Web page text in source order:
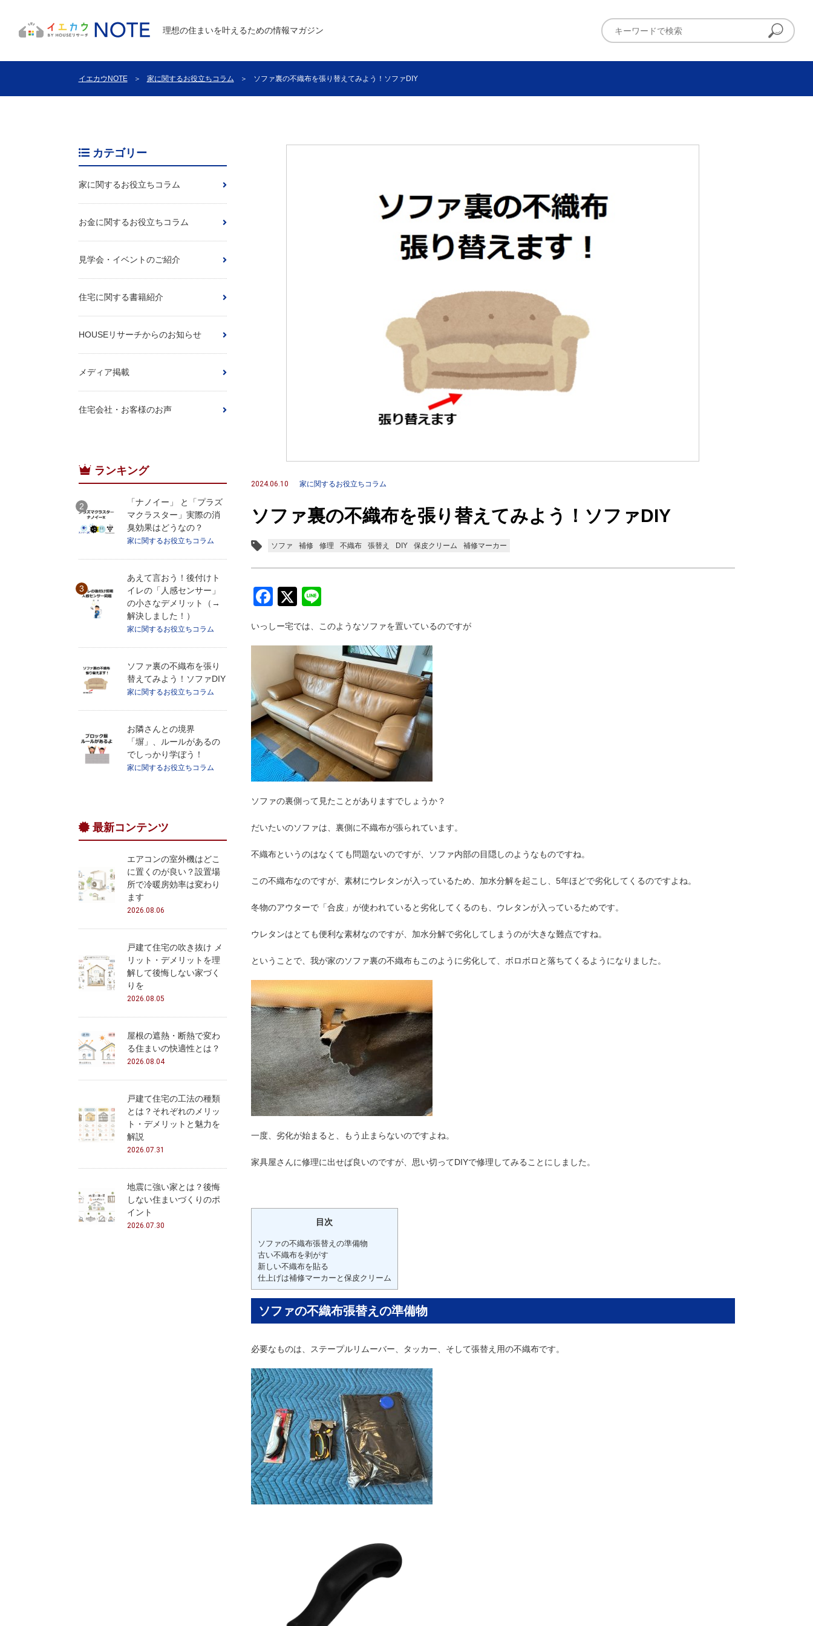
理想の住まいを叶えるための情報マガジン
イエカウNOTE ＞ 家に関するお役立ちコラム ＞ ソファ裏の不織布を張り替えてみよう！ソファDIY
2024.06.10 家に関するお役立ちコラム
ソファ裏の不織布を張り替えてみよう！ソファDIY
ソファ 補修 修理 不織布 張替え DIY 保皮クリーム 補修マーカー
Facebook
Twitter
いっしー宅では、このようなソファを置いているのですが
ソファの裏側って見たことがありますでしょうか？
だいたいのソファは、裏側に不織布が張られています。
不織布というのはなくても問題ないのですが、ソファ内部の目隠しのようなものですね。
この不織布なのですが、素材にウレタンが入っているため、加水分解を起こし、5年ほどで劣化してくるのですよね。
冬物のアウターで「合皮」が使われていると劣化してくるのも、ウレタンが入っているためです。
ウレタンはとても便利な素材なのですが、加水分解で劣化してしまうのが大きな難点ですね。
ということで、我が家のソファ裏の不織布もこのように劣化して、ボロボロと落ちてくるようになりました。
一度、劣化が始まると、もう止まらないのですよね。
家具屋さんに修理に出せば良いのですが、思い切ってDIYで修理してみることにしました。
目次
ソファの不織布張替えの準備物
古い不織布を剥がす
新しい不織布を貼る
仕上げは補修マーカーと保皮クリーム
ソファの不織布張替えの準備物
必要なものは、ステープルリムーバー、タッカー、そして張替え用の不織布です。
カテゴリー
家に関するお役立ちコラム
お金に関するお役立ちコラム
見学会・イベントのご紹介
住宅に関する書籍紹介
HOUSEリサーチからのお知らせ
メディア掲載
住宅会社・お客様のお声
ランキング
「ナノイー」 と「プラズ
マクラスター」実際の消
臭効果はどうなの？
家に関するお役立ちコラム
あえて言おう！後付けト
イレの「人感センサー」
の小さなデメリット（→
解決しました！）
家に関するお役立ちコラム
ソファ裏の不織布を張り
替えてみよう！ソファDIY
家に関するお役立ちコラム
お隣さんとの境界
「塀」、ルールがあるの
でしっかり学ぼう！
家に関するお役立ちコラム
最新コンテンツ
エアコンの室外機はどこ
に置くのが良い？設置場
所で冷暖房効率は変わり
ます
2026.08.06
戸建て住宅の吹き抜け メ
リット・デメリットを理
解して後悔しない家づく
りを
2026.08.05
屋根の遮熱・断熱で変わ
る住まいの快適性とは？
2026.08.04
戸建て住宅の工法の種類
とは？それぞれのメリッ
ト・デメリットと魅力を
解説
2026.07.31
地震に強い家とは？後悔
しない住まいづくりのポ
イント
2026.07.30